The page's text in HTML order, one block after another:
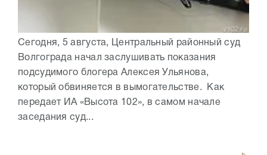
Сегодня, 5 августа, Центральный районный суд
Волгограда начал заслушивать показания
подсудимого блогера Алексея Ульянова,
который обвиняется в вымогательстве. Как
передает ИА «Высота 102», в самом начале
заседания суд...